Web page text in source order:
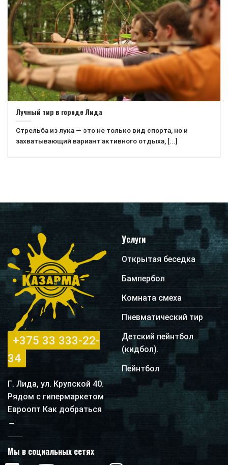
Лучный тир в городе Лида
Стрельба из лука — это не только вид спорта, но и
захватывающий вариант активного отдыха, [...]
+375 33 333-22-
34
Г. Лида, ул. Крупской 40.
Рядом с гипермаркетом
Евроопт Как добраться
→
Мы в социальных сетях
Услуги
Открытая беседка
Бампербол
Комната смеха
Пневматический тир
Детский пейнтбол
(кидбол).
Пейнтбол